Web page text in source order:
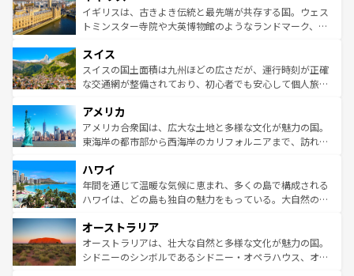
香り高いラベンダー畑など、多彩な楽しみ方が可能だ。さ
らに、パリ以外の地域にも魅力が溢れており、どの街角に
れる地方に足を運ぶとそれぞれで全く異なる文化を体験で
きるだろう。 なお、新着のフランス情報はコンテンツ一覧
を参照してほしい。
ルリンの文化的活気、バイエルン州のアルプスの絶景、そ
してライン川沿いのワイン畑といった風景は必見。ビール
は、お酒好きな人にはぜひ体験してほしい。 なお、新着の
ドイツ情報はコンテンツ一覧を参照してほしい。
イギリスは、古きよき伝統と最先端が共存する国。ウェス
トミンスター寺院や大英博物館のようなランドマーク、歴
リアごとに異なる魅力がある。また、優雅なアフタヌーン
ティー、ビール好きにはたまらない英国パブ、サッカー観
戦など、本場だからこそできる体験も豊富。イギリスを旅
ンツ一覧を参照してほしい。
スイス
スイスの国土面積は九州ほどの広さだが、運行時刻が正確
な交通網が整備されており、初心者でも安心して個人旅行
の建物がそのまま残る町や、スイスならではのユニークな
博物館もあり、アルプス観光だけでなく町歩きも満喫する
ことができる。国民の所得が高いため物価も高いが、旅行
ば市内交通費無料で観光を楽しむこともできる。 なお、新
着のスイス情報はコンテンツ一覧 を参照してほしい。
アメリカ
アメリカ合衆国は、広大な土地と多様な文化が魅力の国。
東海岸の都市部から西海岸のカリフォルニアまで、訪れる
のような巨大都市は、観光、ショッピング、エンターテイ
ンメントが詰まった刺激的なスポットだ。一方、アメリカ
西部には大自然が広がり、グランドキャニオンやイエロー
部のニューオーリンズでは、音楽と美食が融合した独特の
文化が魅力。旅行者はアメリカの各地域で異なる魅力を楽
しみながら、その多様性と豊かな歴史を感じることができ
ハワイ
年間を通じて温暖な気候に恵まれ、多くの島で構成される
ハワイは、どの島も独自の魅力をもっている。大自然の神
ワイ島は見逃せない。また、定番の観光地といえばオアフ
島だが、静かな自然を求めるならマウイ島やカウアイ島が
おすすめ。エメラルドグリーンに輝く海をはじめ、豊かな
オーストラリア
オーストラリアは、壮大な自然と多様な文化が魅力の国。
シドニーのシンボルであるシドニー・オペラハウス、オー